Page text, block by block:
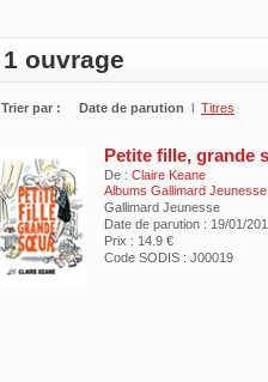
1 ouvrage
Trier par : Date de parution l Titres
Petite fille, grande
De : Claire Keane
Albums Gallimard Jeunesse
Gallimard Jeunesse
Date de parution : 19/01/
Prix : 14.9 €
Code SODIS : J00019